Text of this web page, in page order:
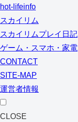
hot-lifeinfo
スカイリム
スカイリムプレイ日記
ゲーム・スマホ・家電
CONTACT
SITE-MAP
運営者情報
CLOSE